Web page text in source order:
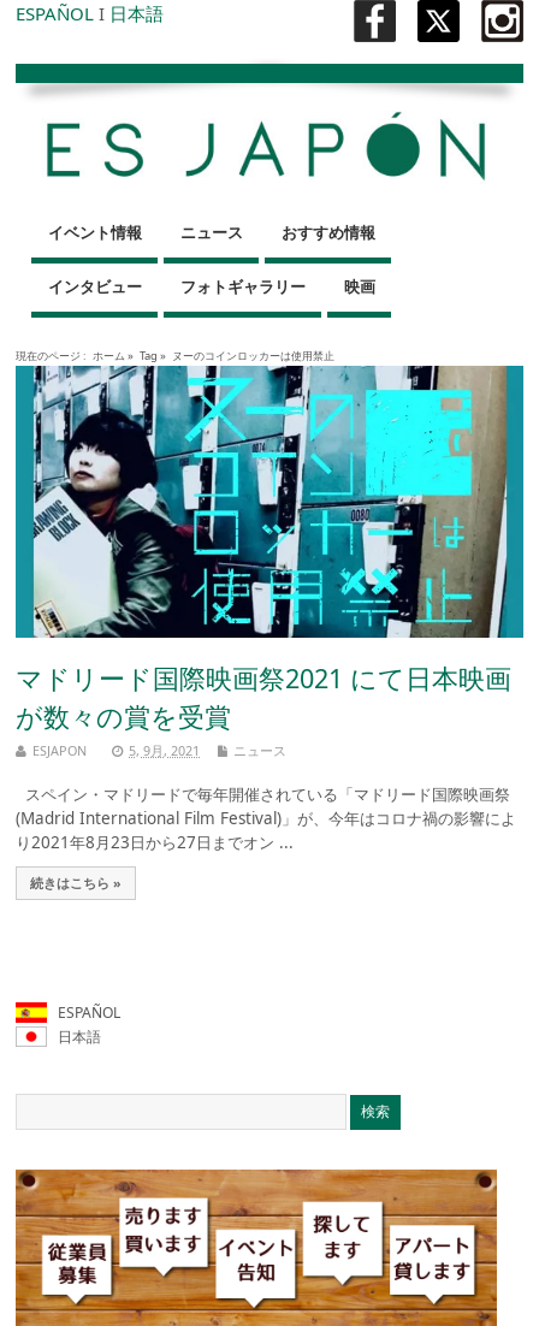
ESPAÑOL I 日本語
イベント情報 ニュース おすすめ情報
インタビュー フォトギャラリー 映画
現在のページ : ホーム » Tag » ヌーのコインロッカーは使用禁止
マドリード国際映画祭2021 にて日本映画
が数々の賞を受賞
ESJAPON 5, 9月, 2021 ニュース
スペイン・マドリードで毎年開催されている「マドリード国際映画祭
(Madrid International Film Festival)」が、今年はコロナ禍の影響によ
り2021年8月23日から27日までオン ...
続きはこちら »
ESPAÑOL
日本語